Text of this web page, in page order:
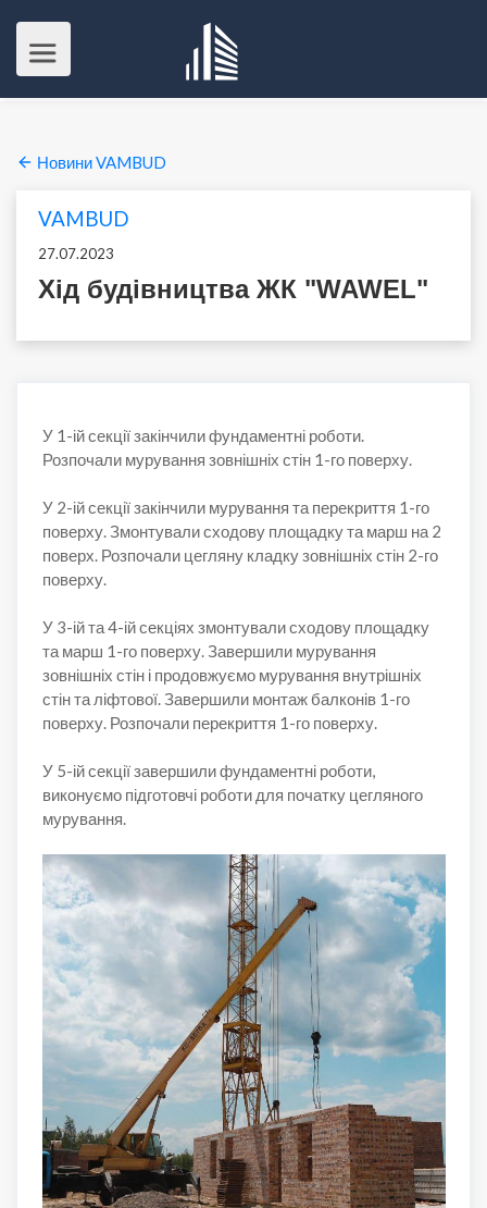
Новини VAMBUD
VAMBUD
27.07.2023
Хід будівництва ЖК "WAWEL"
У 1-ій секції закінчили фундаментні роботи.
Розпочали мурування зовнішніх стін 1-го поверху.
У 2-ій секції закінчили мурування та перекриття 1-го
поверху. Змонтували сходову площадку та марш на 2
поверх. Розпочали цегляну кладку зовнішніх стін 2-го
поверху.
У 3-ій та 4-ій секціях змонтували сходову площадку
та марш 1-го поверху. Завершили мурування
зовнішніх стін і продовжуємо мурування внутрішніх
стін та ліфтової. Завершили монтаж балконів 1-го
поверху. Розпочали перекриття 1-го поверху.
У 5-ій секції завершили фундаментні роботи,
виконуємо підготовчі роботи для початку цегляного
мурування.